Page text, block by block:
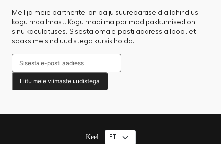
Meil ja meie partneritel on palju suurepäraseid allahindlusi
kogu maailmast. Kogu maailma parimad pakkumised on
sinu käeulatuses. Sisesta oma e-posti aadress allpool, et
saaksime sind uudistega kursis hoida.
Liitu meie viimaste uudistega
Keel